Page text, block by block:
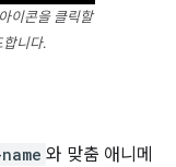
이콘을 클릭할
합니다.
와 맞춤 애니메